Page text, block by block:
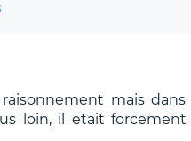
mais
loin, il etait